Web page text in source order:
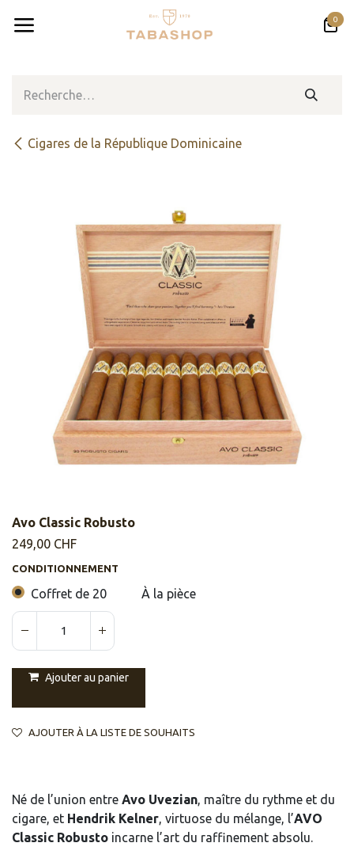
0
Cigares de la République Dominicaine
Avo Classic Robusto
249,00 CHF
CONDITIONNEMENT
Coffret de 20 À la pièce
Ajouter au panier
AJOUTER À LA LISTE DE SOUHAITS
Né de l’union entre Avo Uvezian, maître du rythme et du
cigare, et Hendrik Kelner, virtuose du mélange, l’AVO
Classic Robusto incarne l’art du raffinement absolu.